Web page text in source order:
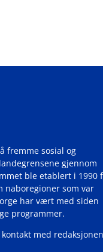
fremme sosial og
gjennom
ble etablert i 1990
naboregioner som var
har vært med siden
programmer.
med